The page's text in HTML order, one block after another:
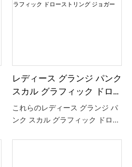
レディース グランジ パンク
スカル グラフィック ドロー
ストリング ジョガー
これらのレディース グランジ パ
ンク スカル グラフィック ドロー